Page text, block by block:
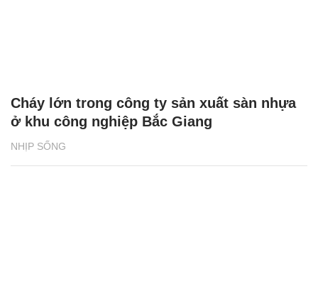
NHỊP SỐNG
Cháy lớn trong công ty sản xuất sàn nhựa
ở khu công nghiệp Bắc Giang